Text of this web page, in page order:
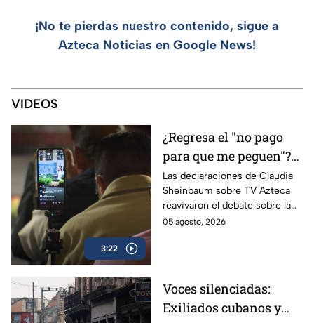
¡No te pierdas nuestro contenido, sigue a
Azteca Noticias en Google News!
VIDEOS
3:22
¿Regresa el "no pago
para que me peguen"?
Reviven frase de López
Portillo tras dichos del
gobierno de México
Las declaraciones de Claudia
Sheinbaum sobre TV Azteca
reavivaron el debate sobre la
publicidad oficial y recordaron
05 agosto, 2026
Voces silenciadas:
Exiliados cubanos y